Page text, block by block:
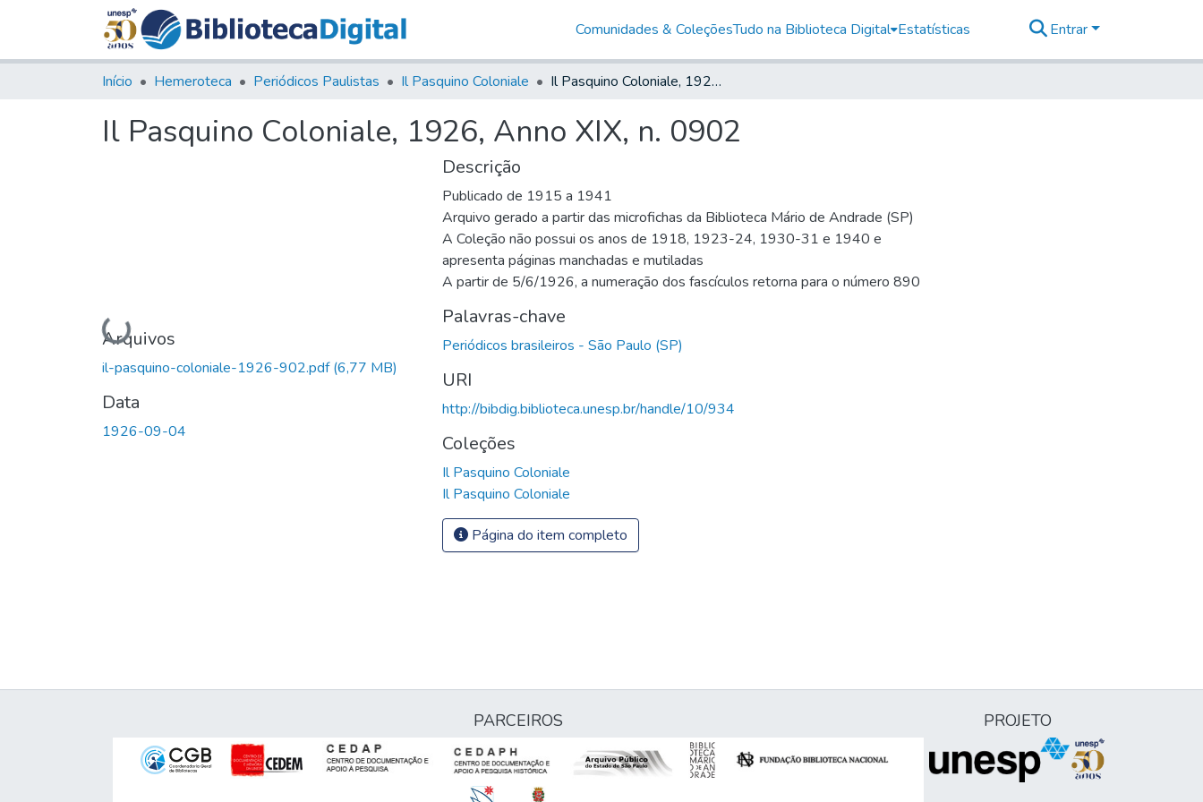
Comunidades & ColeçõesTudo na Biblioteca Digital Estatísticas Entrar
Início Hemeroteca Periódicos Paulistas Il Pasquino Coloniale Il Pasquino Coloniale, 1926, Anno XIX, n. 0902
Il Pasquino Coloniale, 1926, Anno XIX, n. 0902
Carregando...
Arquivos
il-pasquino-coloniale-1926-902.pdf(6,77 MB)
Data
1926-09-04
Descrição
Publicado de 1915 a 1941
Arquivo gerado a partir das microfichas da Biblioteca Mário de Andrade (SP)
A Coleção não possui os anos de 1918, 1923-24, 1930-31 e 1940 e
apresenta páginas manchadas e mutiladas
A partir de 5/6/1926, a numeração dos fascículos retorna para o número 890
Palavras-chave
Periódicos brasileiros - São Paulo (SP)
URI
http://bibdig.biblioteca.unesp.br/handle/10/934
Coleções
Il Pasquino Coloniale
Il Pasquino Coloniale
Página do item completo
PARCEIROS PROJETO